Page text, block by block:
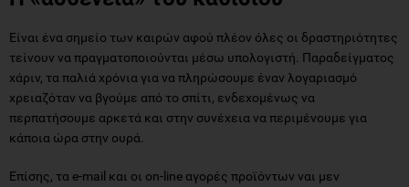
Είναι ένα σημείο των καιρών αφού πλέον όλες οι δραστηριότητες
τείνουν να πραγματοποιούνται μέσω υπολογιστή. Παραδείγματος
χάριν, τα παλιά χρόνια για να πληρώσουμε έναν λογαριασμό
χρειαζόταν να βγούμε από το σπίτι, ενδεχομένως να
περπατήσουμε αρκετά και στην συνέχεια να περιμένουμε για
κάποια ώρα στην ουρά.
Επίσης, τα e-mail και οι on-line αγορές προϊόντων ναι μεν